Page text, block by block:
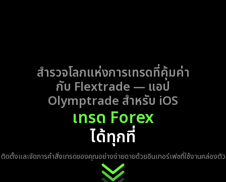
สำรวจโลกแห่งการเทรดที่คุ้มค่า
กับ Flextrade — แอป
Olymptrade สำหรับ iOS
เทรด Forex
ได้ทุกที่
ติดตั้งและจัดการคำสั่งเทรดของคุณอย่างง่ายดายด้วยอินเทอร์เฟซที่ใช้งานคล่องตัว